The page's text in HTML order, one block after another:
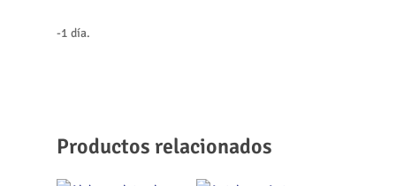
-1 día.
Productos relacionados